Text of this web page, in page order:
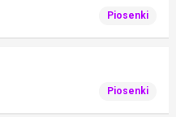
Piosenki
Piosenki